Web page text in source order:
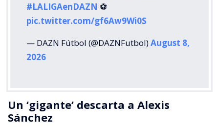
#LALIGAenDAZN ⚽️
pic.twitter.com/gf6Aw9Wi0S
— DAZN Fútbol (@DAZNFutbol)August 8,
2026
Un ‘gigante’ descarta a Alexis
Sánchez